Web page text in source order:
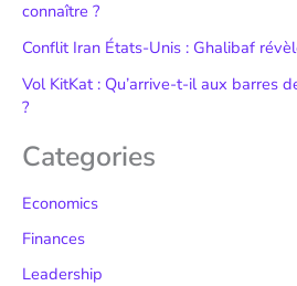
connaître ?
Conflit Iran États-Unis : Ghalibaf
Vol KitKat : Qu’arrive-t-il aux barres
?
Categories
Economics
Finances
Leadership